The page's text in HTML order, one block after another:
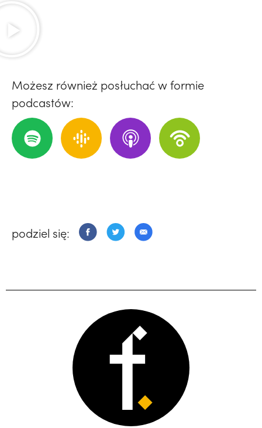
Możesz również posłuchać w formie
podcastów:
podziel się: